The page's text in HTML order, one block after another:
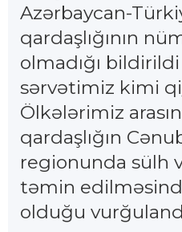
Azərbaycan-
qardaşlığının
olmadığı
sərvətimiz kimi
Ölkələrimiz
qardaşlığın
regionunda sülh
təmin
olduğu